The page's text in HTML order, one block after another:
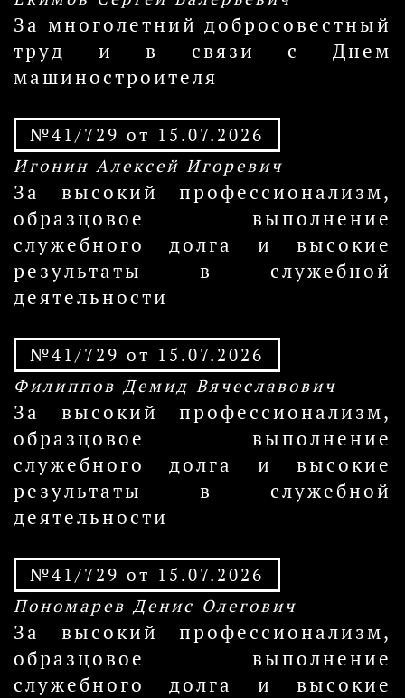
За многолетний добросовестный
труд и в связи с Днем
машиностроителя
№41/729 от 15.07.2026
Игонин Алексей Игоревич
За высокий профессионализм,
образцовое выполнение
служебного долга и высокие
результаты в служебной
деятельности
№41/729 от 15.07.2026
Филиппов Демид Вячеславович
За высокий профессионализм,
образцовое выполнение
служебного долга и высокие
результаты в служебной
деятельности
№41/729 от 15.07.2026
Пономарев Денис Олегович
За высокий профессионализм,
образцовое выполнение
служебного долга и высокие